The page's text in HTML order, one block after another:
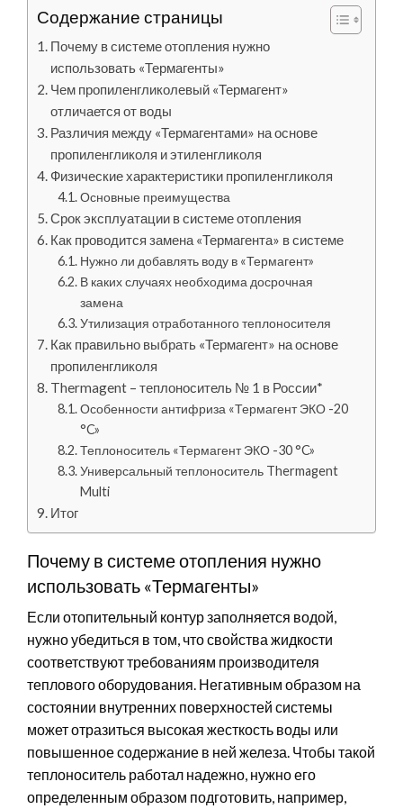
Содержание страницы
Почему в системе отопления нужно
использовать «Термагенты»
Чем пропиленгликолевый «Термагент»
отличается от воды
Различия между «Термагентами» на основе
пропиленгликоля и этиленгликоля
Физические характеристики пропиленгликоля
Основные преимущества
Срок эксплуатации в системе отопления
Как проводится замена «Термагента» в системе
Нужно ли добавлять воду в «Термагент»
В каких случаях необходима досрочная
замена
Утилизация отработанного теплоносителя
Как правильно выбрать «Термагент» на основе
пропиленгликоля
Thermagent – теплоноситель № 1 в России*
Особенности антифриза «Термагент ЭКО -20
°C»
Теплоноситель «Термагент ЭКО -30 °C»
Универсальный теплоноситель Thermagent
Multi
Итог
Почему в системе отопления нужно
использовать «Термагенты»
Если отопительный контур заполняется водой,
нужно убедиться в том, что свойства жидкости
соответствуют требованиям производителя
теплового оборудования. Негативным образом на
состоянии внутренних поверхностей системы
может отразиться высокая жесткость воды или
повышенное содержание в ней железа. Чтобы такой
теплоноситель работал надежно, нужно его
определенным образом подготовить, например,